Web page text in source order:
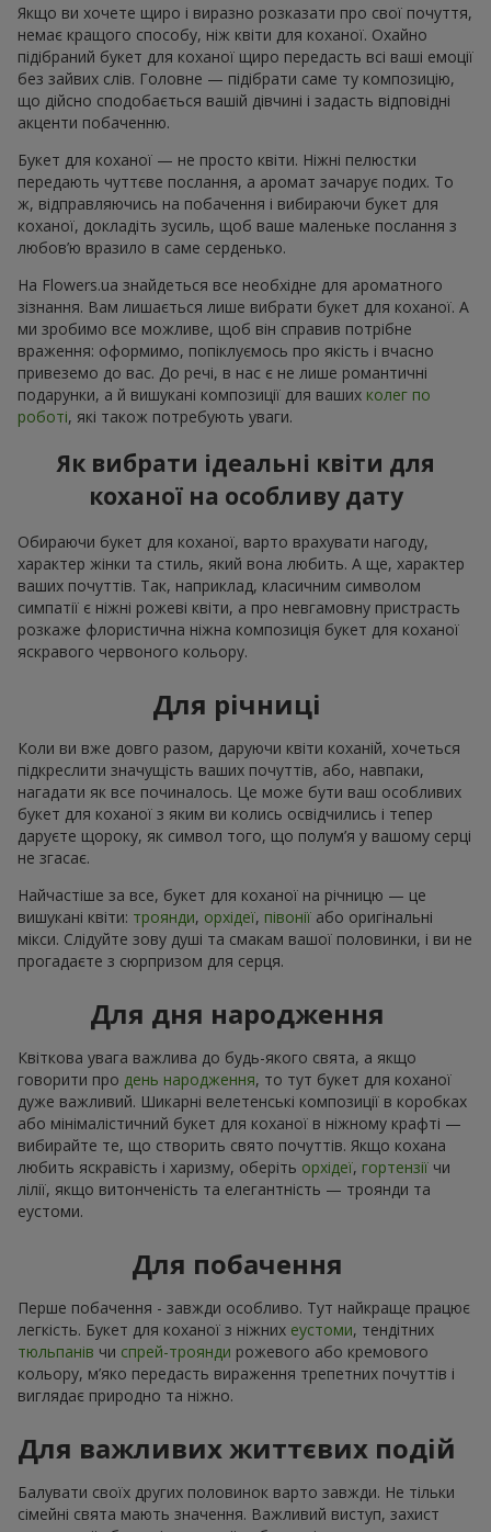
Якщо ви хочете щиро і виразно розказати про свої почуття,
немає кращого способу, ніж квіти для коханої. Охайно
підібраний букет для коханої щиро передасть всі ваші емоції
без зайвих слів. Головне — підібрати саме ту композицію,
що дійсно сподобається вашій дівчині і задасть відповідні
акценти побаченню.
Букет для коханої — не просто квіти. Ніжні пелюстки
передають чуттєве послання, а аромат зачарує подих. То
ж, відправляючись на побачення і вибираючи букет для
коханої, докладіть зусиль, щоб ваше маленьке послання з
любов’ю вразило в саме серденько.
На Flowers.ua знайдеться все необхідне для ароматного
зізнання. Вам лишається лише вибрати букет для коханої. А
ми зробимо все можливе, щоб він справив потрібне
враження: оформимо, попіклуємось про якість і вчасно
привеземо до вас. До речі, в нас є не лише романтичні
подарунки, а й вишукані композиції для ваших колег по
роботі, які також потребують уваги.
Як вибрати ідеальні квіти для
коханої на особливу дату
Обираючи букет для коханої, варто врахувати нагоду,
характер жінки та стиль, який вона любить. А ще, характер
ваших почуттів. Так, наприклад, класичним символом
симпатії є ніжні рожеві квіти, а про невгамовну пристрасть
розкаже флористична ніжна композиція букет для коханої
яскравого червоного кольору.
Для річниці
Коли ви вже довго разом, даруючи квіти коханій, хочеться
підкреслити значущість ваших почуттів, або, навпаки,
нагадати як все починалось. Це може бути ваш особливих
букет для коханої з яким ви колись освідчились і тепер
даруєте щороку, як символ того, що полум’я у вашому серці
не згасає.
Найчастіше за все, букет для коханої на річницю — це
вишукані квіти: троянди, орхідеї, півонії або оригінальні
мікси. Слідуйте зову душі та смакам вашої половинки, і ви не
прогадаєте з сюрпризом для серця.
Для дня народження
Квіткова увага важлива до будь-якого свята, а якщо
говорити про день народження, то тут букет для коханої
дуже важливий. Шикарні велетенські композиції в коробках
або мінімалістичний букет для коханої в ніжному крафті —
вибирайте те, що створить свято почуттів. Якщо кохана
любить яскравість і харизму, оберіть орхідеї, гортензії чи
лілії, якщо витонченість та елегантність — троянди та
еустоми.
Для побачення
Перше побачення - завжди особливо. Тут найкраще працює
легкість. Букет для коханої з ніжних еустоми, тендітних
тюльпанів чи спрей-троянди рожевого або кремового
кольору, м’яко передасть вираження трепетних почуттів і
виглядає природно та ніжно.
Для важливих життєвих подій
Балувати своїх других половинок варто завжди. Не тільки
сімейні свята мають значення. Важливий виступ, захист